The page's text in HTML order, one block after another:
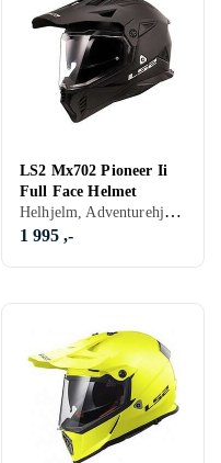
LS2 Mx702 Pioneer Ii
Full Face Helmet
Helhjelm, Adventurehjelmer, Crosshjelmer, Sort, Hvit, Grå, Blå, Rød, Gul, Oransje
1 995 ,-